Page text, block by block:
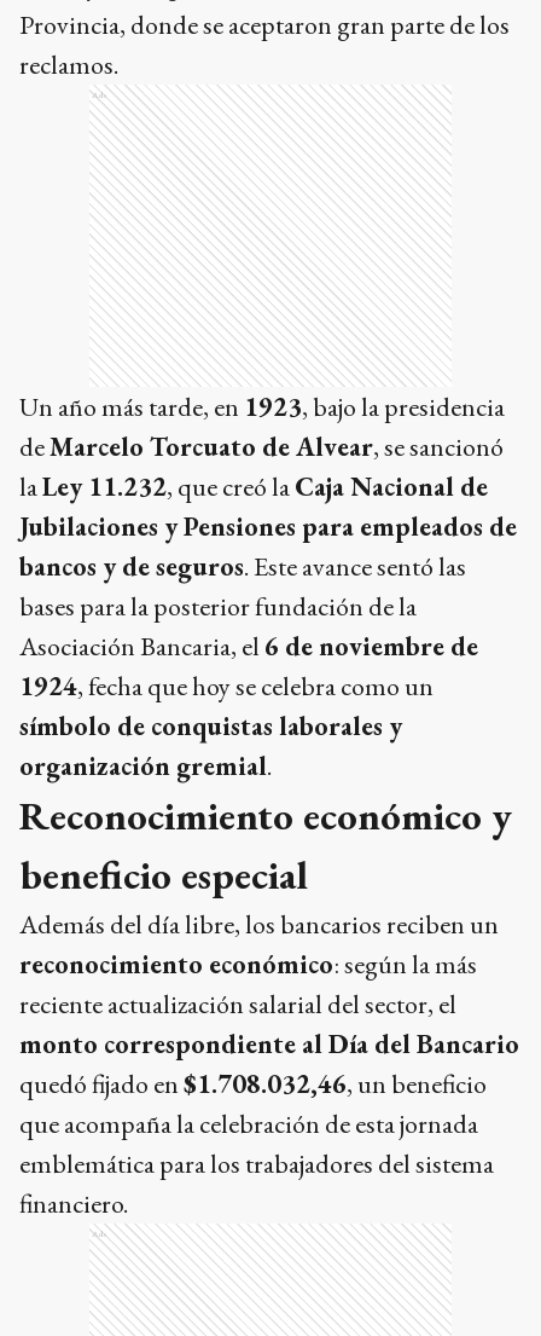
Provincia, donde se aceptaron gran parte de los
reclamos.
Ads
Un año más tarde, en 1923, bajo la presidencia
deMarcelo Torcuato de Alvear, se sancionó
laLey 11.232, que creó laCaja Nacional de
Jubilaciones y Pensiones para empleados de
bancos y de seguros. Este avance sentó las
bases para la posterior fundación de la
Asociación Bancaria, el 6 de noviembre de
1924, fecha que hoy se celebra como un
símbolo de conquistas laborales y
organización gremial.
Reconocimiento económico y
beneficio especial
Además del día libre, los bancarios reciben un
reconocimiento económico: según la más
reciente actualización salarial del sector, el
monto correspondiente al Día del Bancario
quedó fijado en$1.708.032,46, un beneficio
que acompaña la celebración de esta jornada
emblemática para los trabajadores del sistema
financiero.
Ads